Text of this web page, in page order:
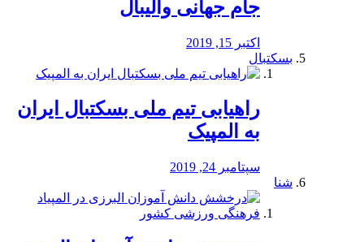
جام جهانی والیبال
اکتبر 15, 2019
بسکتبال
راهیابی تیم ملی بسکتبال ایران
به المپیک
سپتامبر 24, 2019
شنا